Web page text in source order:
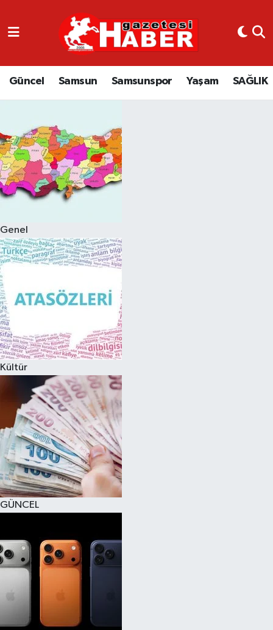
Güncel Samsun Samsunspor Yaşam SAĞLIK
Genel
Kültür
GÜNCEL
GÜNCEL
SAMSUN
EKONOMİ
YAŞAM